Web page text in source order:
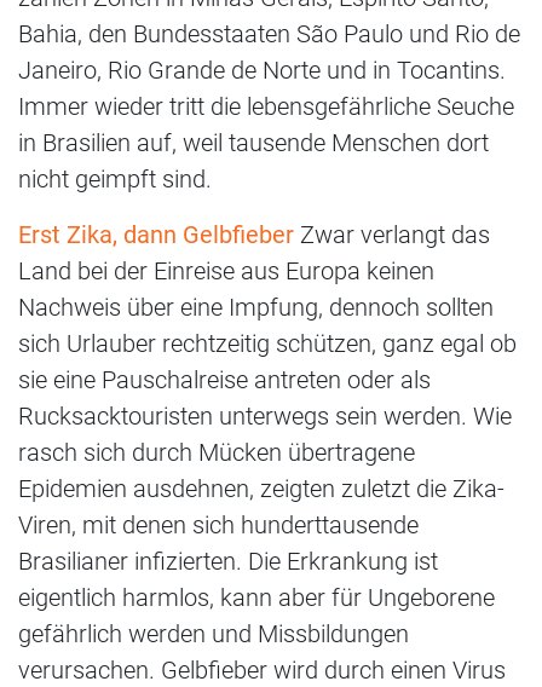
Bahia, den Bundesstaaten São Paulo und Rio de
Janeiro, Rio Grande de Norte und in Tocantins.
Immer wieder tritt die lebensgefährliche Seuche
in Brasilien auf, weil tausende Menschen dort
nicht geimpft sind.
Erst Zika, dann Gelbfieber Zwar verlangt das
Land bei der Einreise aus Europa keinen
Nachweis über eine Impfung, dennoch sollten
sich Urlauber rechtzeitig schützen, ganz egal ob
sie eine Pauschalreise antreten oder als
Rucksacktouristen unterwegs sein werden. Wie
rasch sich durch Mücken übertragene
Epidemien ausdehnen, zeigten zuletzt die Zika-
Viren, mit denen sich hunderttausende
Brasilianer infizierten. Die Erkrankung ist
eigentlich harmlos, kann aber für Ungeborene
gefährlich werden und Missbildungen
verursachen. Gelbfieber wird durch einen Virus